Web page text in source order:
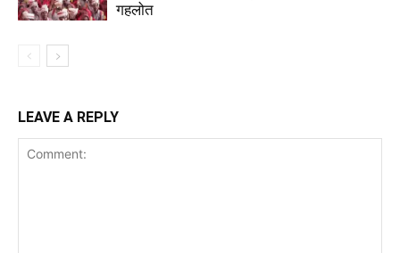
गहलोत
LEAVE A REPLY